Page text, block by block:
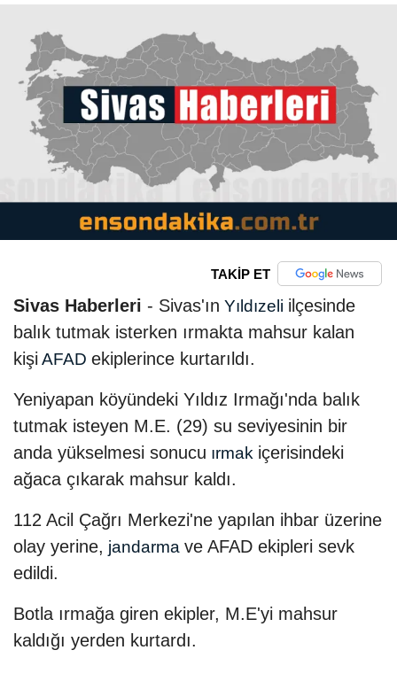
TAKİP ET
Sivas Haberleri - Sivas'ın Yıldızeli ilçesinde
balık tutmak isterken ırmakta mahsur kalan
kişi AFAD ekiplerince kurtarıldı.
Yeniyapan köyündeki Yıldız Irmağı'nda balık
tutmak isteyen M.E. (29) su seviyesinin bir
anda yükselmesi sonucu ırmak içerisindeki
ağaca çıkarak mahsur kaldı.
112 Acil Çağrı Merkezi'ne yapılan ihbar üzerine
olay yerine, jandarma ve AFAD ekipleri sevk
edildi.
Botla ırmağa giren ekipler, M.E'yi mahsur
kaldığı yerden kurtardı.